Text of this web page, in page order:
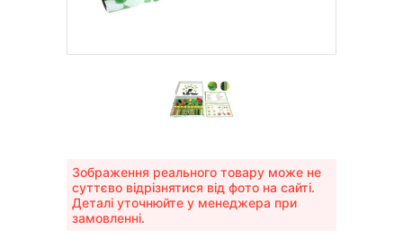
Зображення реального товару може не
суттєво відрізнятися від фото на сайті.
Деталі уточнюйте у менеджера при
замовленні.